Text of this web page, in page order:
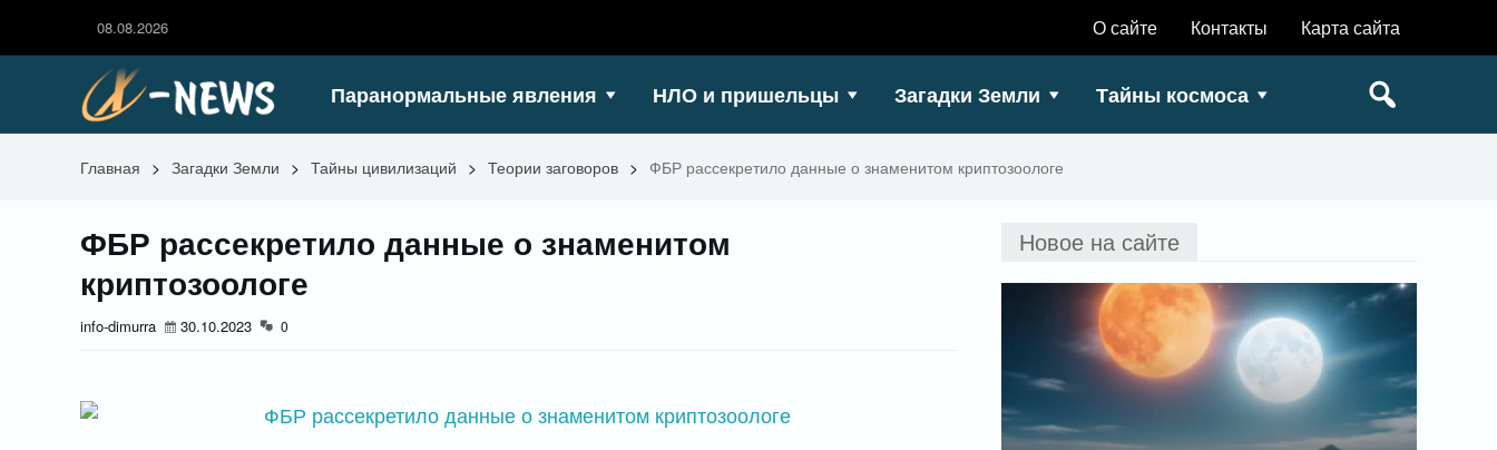
О сайте Контакты Карта сайта
08.08.2026
Паранормальные явления НЛО и пришельцы Загадки Земли Тайны космоса
Главная > Загадки Земли > Тайны цивилизаций > Теории заговоров > ФБР рассекретило данные о знаменитом криптозоологе
ФБР рассекретило данные о знаменитом
криптозоологе
info-dimurra 30.10.2023 0
Новое на сайте